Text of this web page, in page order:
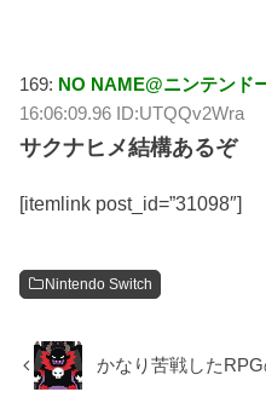
169: NO NAME@ニンテンド
16:06:09.96 ID:UTQQv2Wra
サクナヒメ結構あるぞ
[itemlink post_id=”31098″]
Nintendo Switch
かなり苦戦した